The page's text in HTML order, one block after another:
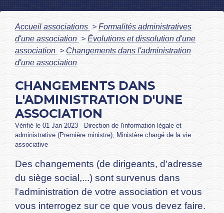
Accueil associations > Formalités administratives
d'une association > Évolutions et dissolution d'une
association > Changements dans l'administration
d'une association
CHANGEMENTS DANS
L'ADMINISTRATION D'UNE
ASSOCIATION
Vérifié le 01 Jan 2023 - Direction de l'information légale et
administrative (Première ministre), Ministère chargé de la vie
associative
Des changements (de dirigeants, d'adresse
du siège social,...) sont survenus dans
l'administration de votre association et vous
vous interrogez sur ce que vous devez faire.